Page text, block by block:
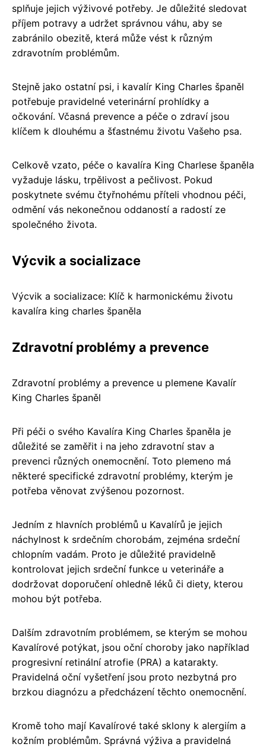
splňuje jejich výživové potřeby. Je důležité sledovat
příjem potravy a udržet správnou váhu, aby se
zabránilo obezitě, která může vést k různým
zdravotním problémům.
Stejně jako ostatní psi, i kavalír King Charles španěl
potřebuje pravidelné veterinární prohlídky a
očkování. Včasná prevence a péče o zdraví jsou
klíčem k dlouhému a šťastnému životu Vašeho psa.
Celkově vzato, péče o kavalíra King Charlese španěla
vyžaduje lásku, trpělivost a pečlivost. Pokud
poskytnete svému čtyřnohému příteli vhodnou péči,
odmění vás nekonečnou oddaností a radostí ze
společného života.
Výcvik a socializace
Výcvik a socializace: Klíč k harmonickému životu
kavalíra king charles španěla
Zdravotní problémy a prevence
Zdravotní problémy a prevence u plemene Kavalír
King Charles španěl
Při péči o svého Kavalíra King Charles španěla je
důležité se zaměřit i na jeho zdravotní stav a
prevenci různých onemocnění. Toto plemeno má
některé specifické zdravotní problémy, kterým je
potřeba věnovat zvýšenou pozornost.
Jedním z hlavních problémů u Kavalírů je jejich
náchylnost k srdečním chorobám, zejména srdeční
chlopním vadám. Proto je důležité pravidelně
kontrolovat jejich srdeční funkce u veterináře a
dodržovat doporučení ohledně léků či diety, kterou
mohou být potřeba.
Dalším zdravotním problémem, se kterým se mohou
Kavalírové potýkat, jsou oční choroby jako například
progresivní retinální atrofie (PRA) a katarakty.
Pravidelná oční vyšetření jsou proto nezbytná pro
brzkou diagnózu a předcházení těchto onemocnění.
Kromě toho mají Kavalírové také sklony k alergiím a
kožním problémům. Správná výživa a pravidelná